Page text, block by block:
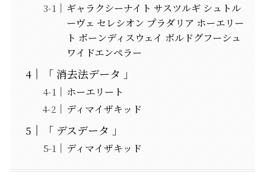
ギャラクシーナイト サスツルギ シュトル
ーヴェ セレシオン プラダリア ホーエリー
ト ボーンディスウェイ ボルドグフーシュ
ワイドエンペラー
「 消去法データ 」
ホーエリート
ディマイザキッド
「 デスデータ 」
ディマイザキッド